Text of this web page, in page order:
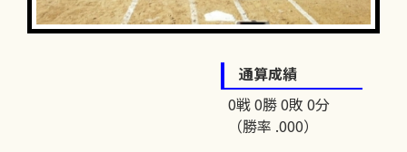
通算成績
0戦 0勝 0敗 0分
（勝率 .000）